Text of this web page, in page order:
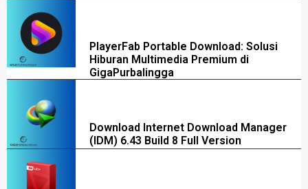
PlayerFab Portable Download: Solusi
Hiburan Multimedia Premium di
GigaPurbalingga
Download Internet Download Manager
(IDM) 6.43 Build 8 Full Version